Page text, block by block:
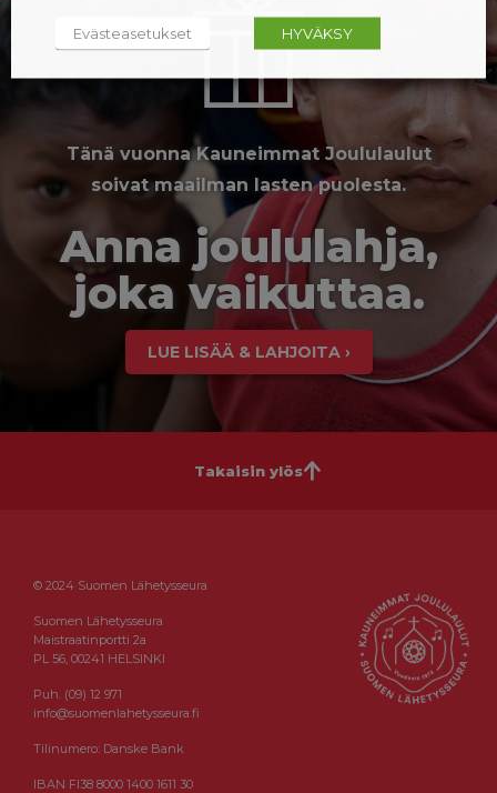
Tänä vuonna Kauneimmat Joululaulut
soivat maailman lasten puolesta.
Anna joululahja,
joka vaikuttaa.
LUE LISÄÄ & LAHJOITA ›
Takaisin ylös
© 2024 Suomen Lähetysseura
Suomen Lähetysseura
Maistraatinportti 2a
PL 56, 00241 HELSINKI
Puh. (09) 12 971
info@suomenlahetysseura.fi
Tilinumero: Danske Bank
IBAN FI38 8000 1400 1611 30
Evästeasetukset HYVÄKSY